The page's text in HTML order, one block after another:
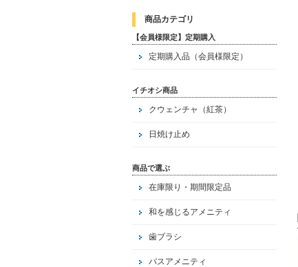
商品カテゴリ
【会員様限定】定期購入
定期購入品（会員様限定）
イチオシ商品
クウェンチャ（紅茶）
日焼け止め
商品で選ぶ
在庫限り・期間限定品
和を感じるアメニティ
歯ブラシ
バスアメニティ